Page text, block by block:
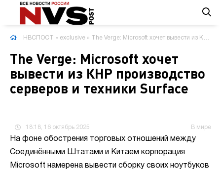
НВСПОСТ » exclusive » The Verge: Microsoft хочет вывести из КНР производство серверов и техники Surface
The Verge: Microsoft хочет
вывести из КНР производство
серверов и техники Surface
18:18, 16 октябрь 2025 В мире
На фоне обострения торговых отношений между
Соединёнными Штатами и Китаем корпорация
Microsoft намерена вывести сборку своих ноутбуков